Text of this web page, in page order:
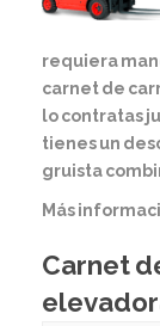
requiera
carnet de
lo contratas
tienes un
gruista
Más
Carnet